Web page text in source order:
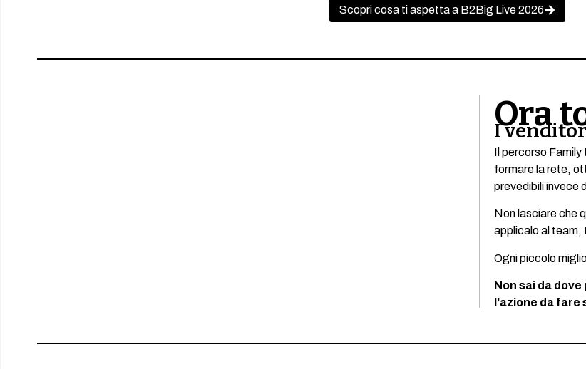
Scopri cosa ti aspetta a B2Big Live 2026
Ora
I
Il percorso Family
formare la rete,
prevedibili invece
Non lasciare che
applicalo al team,
Ogni piccolo
Non sai da
l’azione da fare